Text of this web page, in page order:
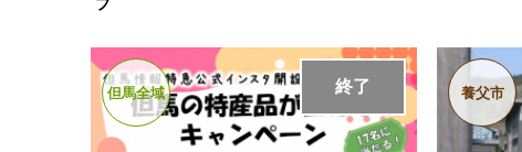
終了
但馬全域 養父市